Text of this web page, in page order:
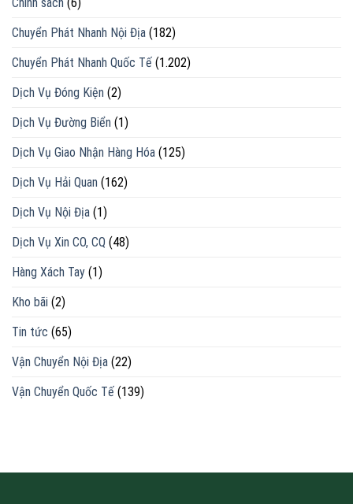
Chuyển Phát Nhanh Nội Địa (182)
Chuyển Phát Nhanh Quốc Tế (1.202)
Dịch Vụ Đóng Kiện (2)
Dịch Vụ Đường Biển (1)
Dịch Vụ Giao Nhận Hàng Hóa (125)
Dịch Vụ Hải Quan (162)
Dịch Vụ Nội Địa (1)
Dịch Vụ Xin CO, CQ (48)
Hàng Xách Tay (1)
Kho bãi (2)
Tin tức (65)
Vận Chuyển Nội Địa (22)
Vận Chuyển Quốc Tế (139)